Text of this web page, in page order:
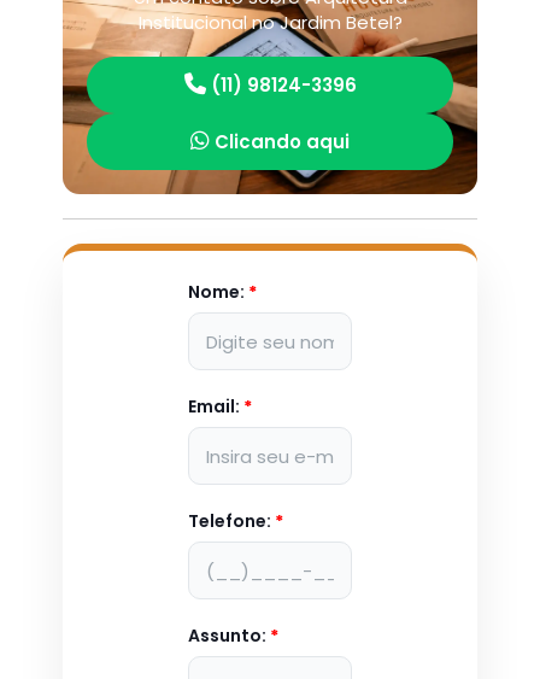
Institucional no Jardim Betel?
(11) 98124-3396
Clicando aqui
Nome: *
Email: *
Telefone: *
Assunto: *